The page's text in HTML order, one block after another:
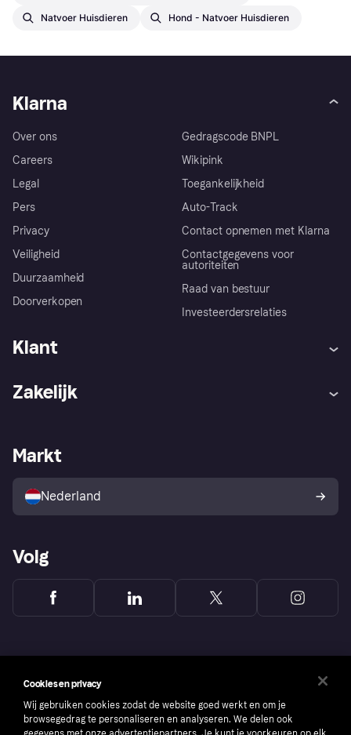
Natvoer Huisdieren Hond - Natvoer Huisdieren
Klarna
Over ons
Careers
Legal
Pers
Privacy
Veiligheid
Duurzaamheid
Doorverkopen
Gedragscode BNPL
Wikipink
Toegankelijkheid
Auto-Track
Contact opnemen met Klarna
Contactgegevens voor
autoriteiten
Raad van bestuur
Investeerdersrelaties
Klant
Winkeloverzicht
Kopersbescherming voor
consumenten
Zakelijk
Zakelijke login
Markt
Nederland
Volg
Cookies en privacy
Wij gebruiken cookies zodat de website goed werkt en om je
browsegedrag te personaliseren en analyseren. We delen ook